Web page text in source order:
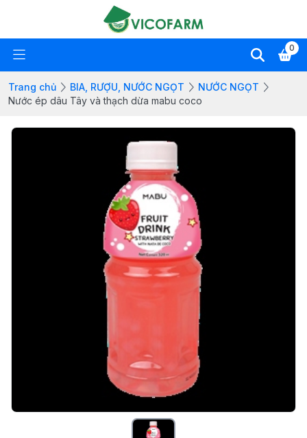
0
Trang chủ BIA, RƯỢU, NƯỚC NGỌT
NƯỚC NGỌT
Nước ép dâu Tây và thạch dừa mabu coco